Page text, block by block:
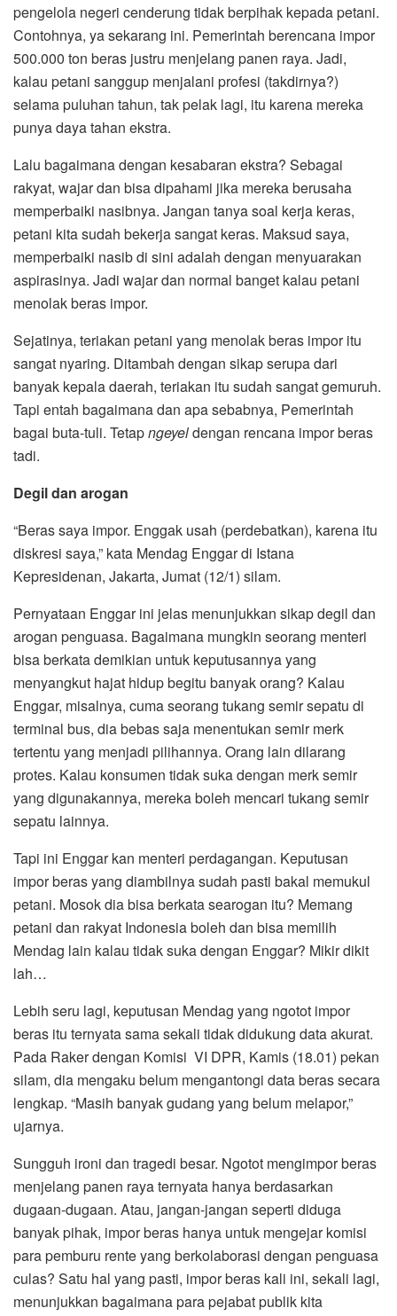
pengelola negeri cenderung tidak berpihak kepada petani.
Contohnya, ya sekarang ini. Pemerintah berencana impor
500.000 ton beras justru menjelang panen raya. Jadi,
kalau petani sanggup menjalani profesi (takdirnya?)
selama puluhan tahun, tak pelak lagi, itu karena mereka
punya daya tahan ekstra.
Lalu bagaimana dengan kesabaran ekstra? Sebagai
rakyat, wajar dan bisa dipahami jika mereka berusaha
memperbaiki nasibnya. Jangan tanya soal kerja keras,
petani kita sudah bekerja sangat keras. Maksud saya,
memperbaiki nasib di sini adalah dengan menyuarakan
aspirasinya. Jadi wajar dan normal banget kalau petani
menolak beras impor.
Sejatinya, teriakan petani yang menolak beras impor itu
sangat nyaring. Ditambah dengan sikap serupa dari
banyak kepala daerah, teriakan itu sudah sangat gemuruh.
Tapi entah bagaimana dan apa sebabnya, Pemerintah
bagai buta-tuli. Tetapngeyeldengan rencana impor beras
tadi.
Degil dan arogan
“Beras saya impor. Enggak usah (perdebatkan), karena itu
diskresi saya,” kata Mendag Enggar di Istana
Kepresidenan, Jakarta, Jumat (12/1) silam.
Pernyataan Enggar ini jelas menunjukkan sikap degil dan
arogan penguasa. Bagaimana mungkin seorang menteri
bisa berkata demikian untuk keputusannya yang
menyangkut hajat hidup begitu banyak orang? Kalau
Enggar, misalnya, cuma seorang tukang semir sepatu di
terminal bus, dia bebas saja menentukan semir merk
tertentu yang menjadi pilihannya. Orang lain dilarang
protes. Kalau konsumen tidak suka dengan merk semir
yang digunakannya, mereka boleh mencari tukang semir
sepatu lainnya.
Tapi ini Enggar kan menteri perdagangan. Keputusan
impor beras yang diambilnya sudah pasti bakal memukul
petani. Mosok dia bisa berkata searogan itu? Memang
petani dan rakyat Indonesia boleh dan bisa memilih
Mendag lain kalau tidak suka dengan Enggar? Mikir dikit
lah…
Lebih seru lagi, keputusan Mendag yang ngotot impor
beras itu ternyata sama sekali tidak didukung data akurat.
Pada Raker dengan Komisi VI DPR, Kamis (18.01) pekan
silam, dia mengaku belum mengantongi data beras secara
lengkap. “Masih banyak gudang yang belum melapor,”
ujarnya.
Sungguh ironi dan tragedi besar. Ngotot mengimpor beras
menjelang panen raya ternyata hanya berdasarkan
dugaan-dugaan. Atau, jangan-jangan seperti diduga
banyak pihak, impor beras hanya untuk mengejar komisi
para pemburu rente yang berkolaborasi dengan penguasa
culas? Satu hal yang pasti, impor beras kali ini, sekali lagi,
menunjukkan bagaimana para pejabat publik kita